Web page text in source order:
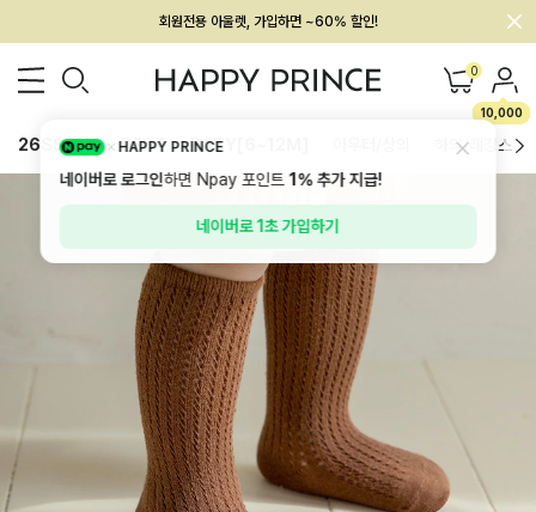
회원전용 아울렛, 가입하면 ~60% 할인!
멤버십 최대 28,000원 혜택 0
10,000
26SS 신상 BEST BABY[6~12M] 하의/레깅스
HAPPY PRINCE
네이버로 로그인하면 Npay 포인트1%추가 지급!
네이버로 1초 가입하기